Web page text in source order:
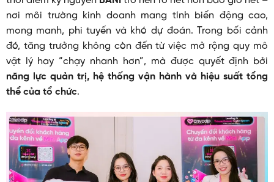
nơi môi trường kinh doanh mang tính biến động cao,
mong manh, phi tuyến và khó dự đoán. Trong bối cảnh
đó, tăng trưởng không còn đến từ việc mở rộng quy mô
vật lý hay “chạy nhanh hơn”, mà được quyết định bởi
năng lực quản trị, hệ thống vận hành và hiệu suất tổng
thể của tổ chức.